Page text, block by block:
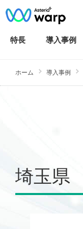
特長 導入事例
ホーム 導入事例
埼玉県